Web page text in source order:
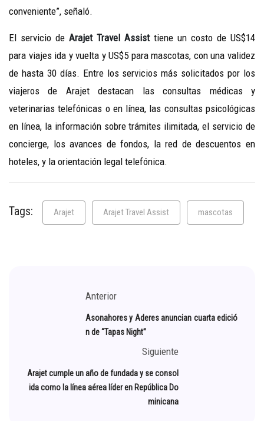
conveniente”, señaló.
El servicio de Arajet Travel Assisttiene un costo de US$14
para viajes ida y vuelta y US$5 para mascotas, con una validez
de hasta 30 días. Entre los servicios más solicitados por los
viajeros de Arajet destacan las consultas médicas y
veterinarias telefónicas o en línea, las consultas psicológicas
en línea, la información sobre trámites ilimitada, el servicio de
concierge, los avances de fondos, la red de descuentos en
hoteles, y la orientación legal telefónica.
Tags: Arajet Arajet Travel Assist mascotas
Anterior
Asonahores y Aderes anuncian cuarta edició
n de “Tapas Night”
Siguiente
Arajet cumple un año de fundada y se consol
ida como la línea aérea líder en República Do
minicana